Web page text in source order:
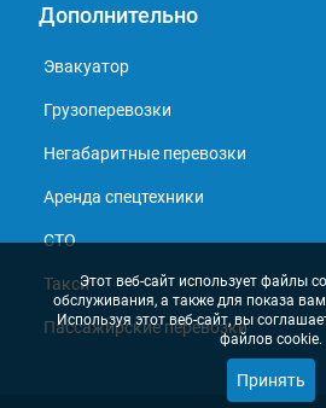
Дополнительно
Эвакуатор
Грузоперевозки
Негабаритные перевозки
Аренда спецтехники
СТО
Такси
Пассажирские перевозки
Этот веб-сайт использует файлы
обслуживания, а также для показа
Используя этот веб-сайт, вы
файлов cookie.
Принять